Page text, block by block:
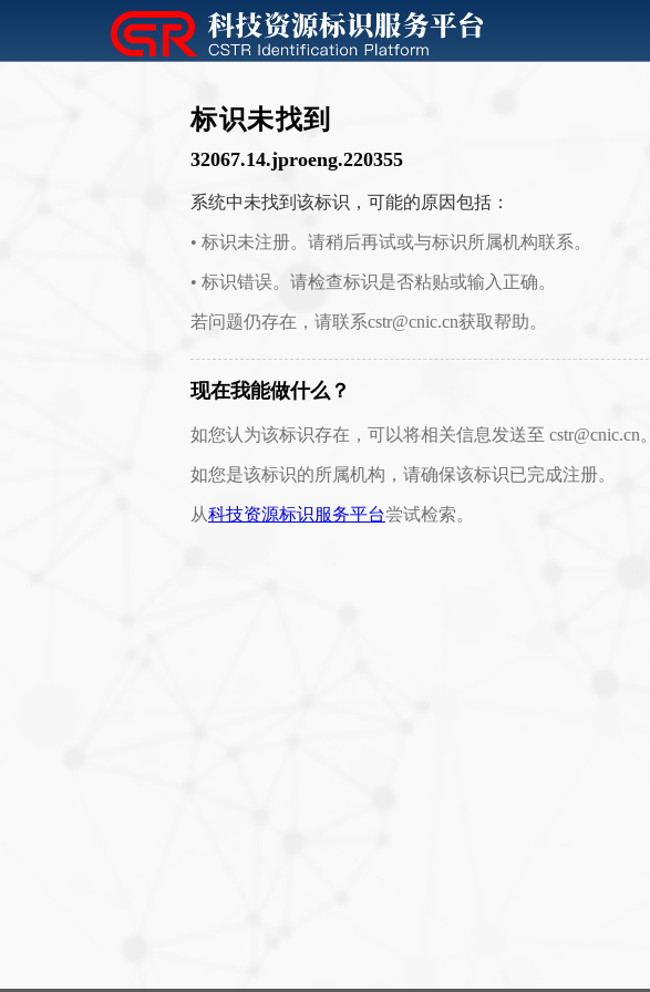
标识未找到
32067.14.jproeng.220355
系统中未找到该标识，可能的原因包括：
• 标识未注册。请稍后再试或与标识所属机构联系。
• 标识错误。请检查标识是否粘贴或输入正确。
若问题仍存在，请联系cstr@cnic.cn获取帮助。
现在我能做什么？
如您认为该标识存在，可以将相关信息发送至 cstr@cnic.cn。
如您是该标识的所属机构，请确保该标识已完成注册。
从科技资源标识服务平台尝试检索。